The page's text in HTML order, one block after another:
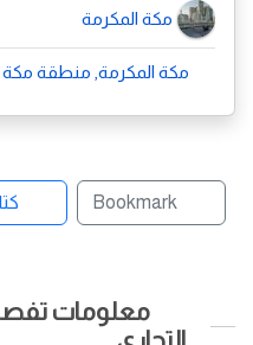
مكة المكرمة
مكة المكرمة, منطقة مكة
Bookmark
معلومات
التجاري